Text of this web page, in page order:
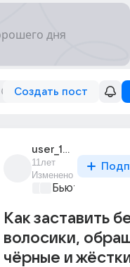
Создать пост
user_192591961
11лет
Изменено
Бьютилэнд
Как заставить
волосики,
чёрные и